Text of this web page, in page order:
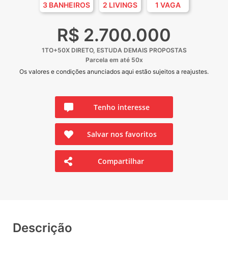
3 BANHEIROS 2 LIVINGS 1 VAGA
R$ 2.700.000
1TO+50X DIRETO, ESTUDA DEMAIS PROPOSTAS
Parcela em até 50x
Os valores e condições anunciados aqui estão sujeitos a reajustes.
Tenho interesse
Salvar nos favoritos
Compartilhar
Descrição